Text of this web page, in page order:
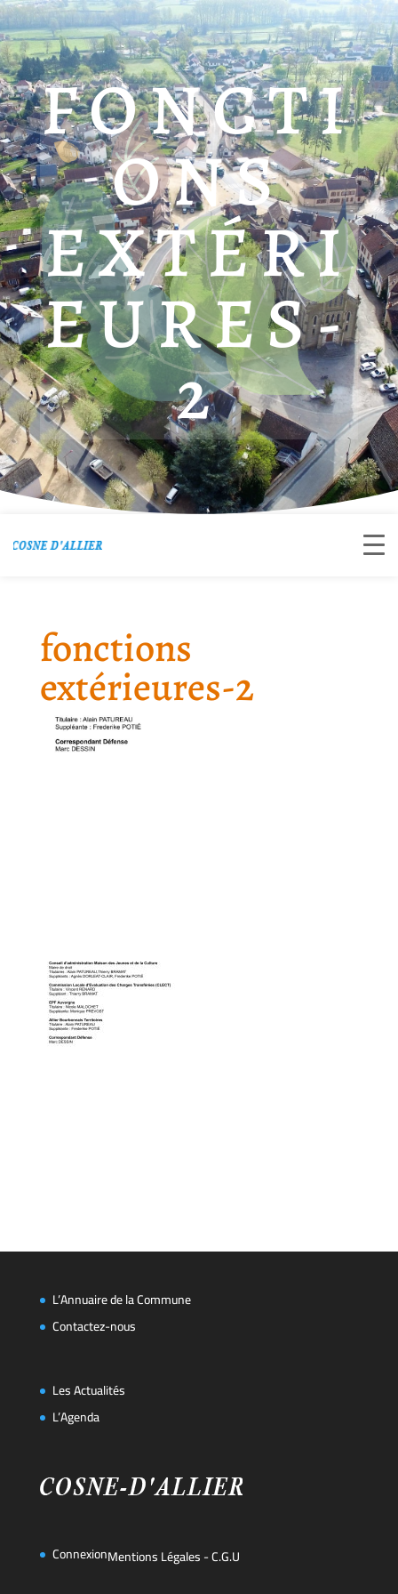
FONCTI
ONS
EXTÉRI
EURES-
2
fonctions
extérieures-2
L’Annuaire de la Commune
Contactez-nous
Les Actualités
L’Agenda
ConnexionMentions Légales-C.G.U